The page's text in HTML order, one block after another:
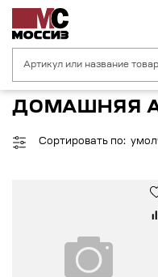
Главная страница
ДОМАШНЯЯ
Сортировать по: